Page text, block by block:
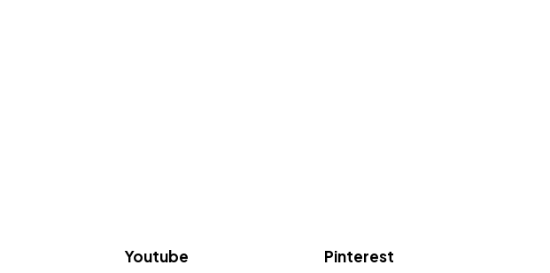
Youtube Pinterest